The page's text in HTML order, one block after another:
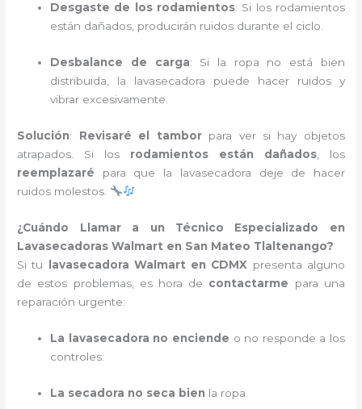
Desgaste de los rodamientos: Si los rodamientos
están dañados, producirán ruidos durante el ciclo.
Desbalance de carga: Si la ropa no está bien
distribuida, la lavasecadora puede hacer ruidos y
vibrar excesivamente.
Solución: Revisaré el tamborpara ver si hay objetos
atrapados. Si los rodamientos están dañados, los
reemplazaré para que la lavasecadora deje de hacer
ruidos molestos.
¿Cuándo Llamar a un Técnico Especializado en
Lavasecadoras Walmart en San Mateo Tlaltenango?
Si tu
lavasecadora Walmart en CDMX presenta alguno
de estos problemas, es hora de contactarme para una
reparación urgente:
La lavasecadora no enciende o no responde a los
controles.
La secadora no seca bien la ropa.